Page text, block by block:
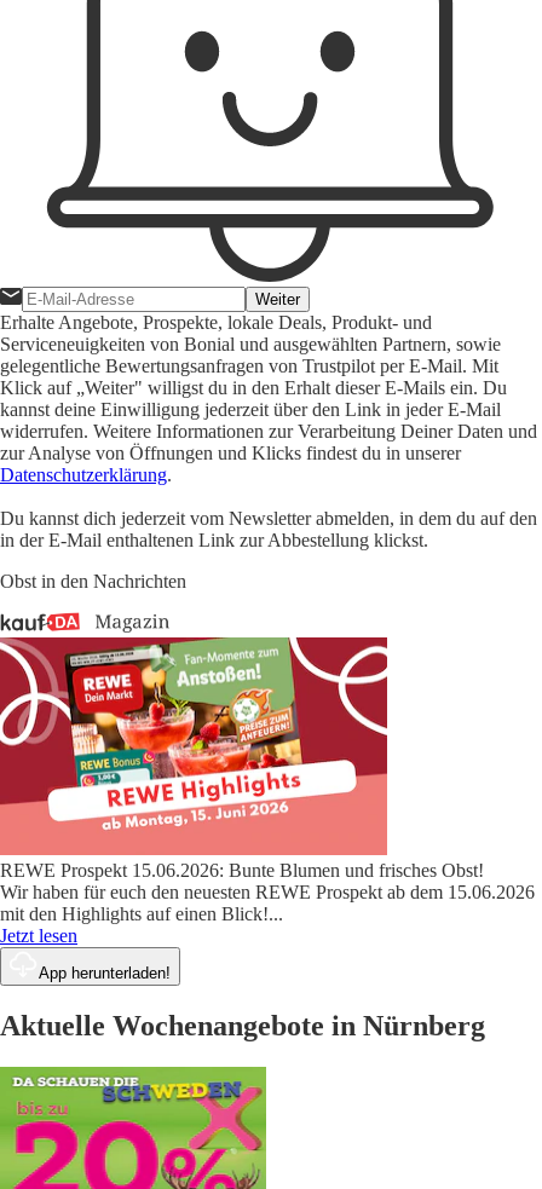
Weiter
Erhalte Angebote, Prospekte, lokale Deals, Produkt- und
Serviceneuigkeiten von Bonial und ausgewählten Partnern, sowie
gelegentliche Bewertungsanfragen von Trustpilot per E-Mail. Mit
Klick auf „Weiter" willigst du in den Erhalt dieser E-Mails ein. Du
kannst deine Einwilligung jederzeit über den Link in jeder E-Mail
widerrufen. Weitere Informationen zur Verarbeitung Deiner Daten und
zur Analyse von Öffnungen und Klicks findest du in unserer
Datenschutzerklärung.
Du kannst dich jederzeit vom Newsletter abmelden, in dem du auf den
in der E-Mail enthaltenen Link zur Abbestellung klickst.
Obst in den Nachrichten
REWE Prospekt 15.06.2026: Bunte Blumen und frisches Obst!
Wir haben für euch den neuesten REWE Prospekt ab dem 15.06.2026
mit den Highlights auf einen Blick!...
Jetzt lesen
App herunterladen!
Aktuelle Wochenangebote in Nürnberg